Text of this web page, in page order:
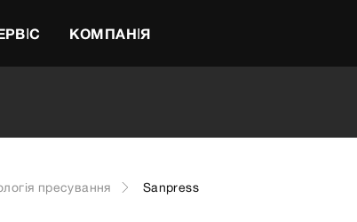
КОМПАНІЯ
пресування Sanpress